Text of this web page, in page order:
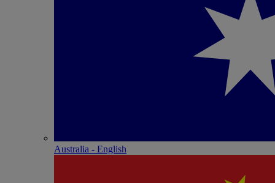
Australia - English